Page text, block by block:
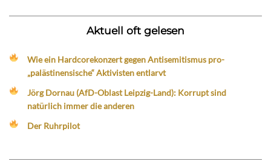
Aktuell oft gelesen
Wie ein Hardcorekonzert gegen Antisemitismus pro-
„palästinensische“ Aktivisten entlarvt
Jörg Dornau (AfD-Oblast Leipzig-Land): Korrupt sind
natürlich immer die anderen
Der Ruhrpilot